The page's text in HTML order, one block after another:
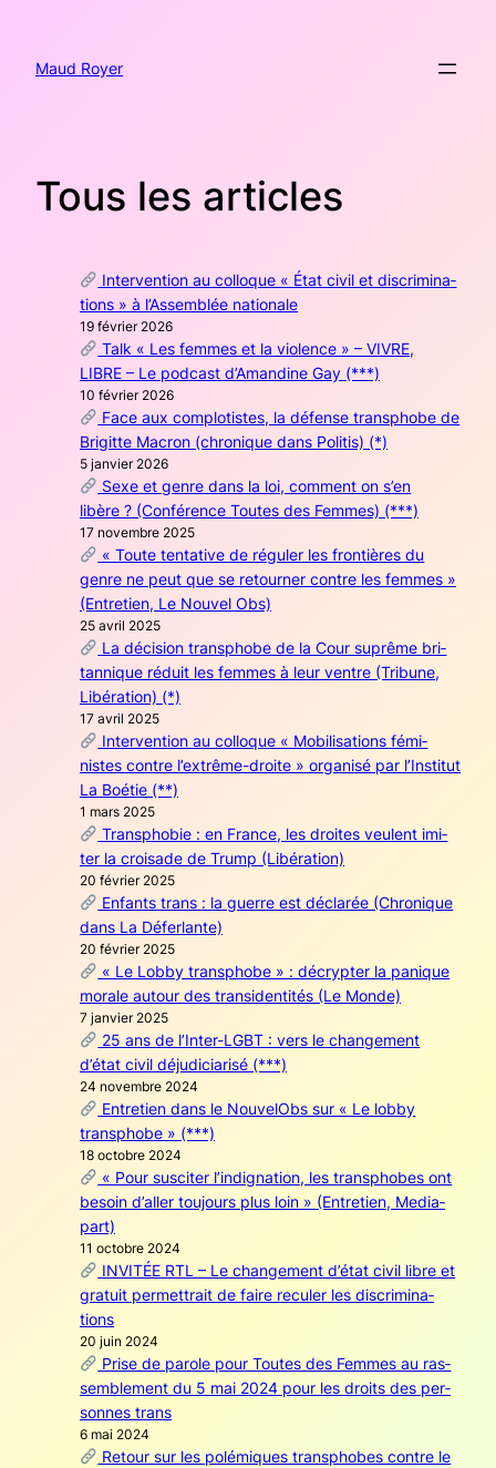
contenu
Maud Royer
Tous les articles
Inter­ven­tion au col­loque « État civil et dis­cri­mi­na­
tions » à l’Assemblée natio­nale
19 février 2026
Talk « Les femmes et la vio­lence » – VIVRE,
LIBRE – Le pod­cast d’Amandine Gay (***)
10 février 2026
Face aux com­plo­tistes, la défense trans­phobe de
Bri­gitte Macron (chro­nique dans Poli­tis) (*)
5 jan­vier 2026
Sexe et genre dans la loi, com­ment on s’en
libère ? (Confé­rence Toutes des Femmes) (***)
17 novembre 2025
« Toute ten­ta­tive de régu­ler les fron­tières du
genre ne peut que se retour­ner contre les femmes »
(Entre­tien, Le Nou­vel Obs)
25 avril 2025
La déci­sion trans­phobe de la Cour suprême bri­
tan­nique réduit les femmes à leur ventre (Tri­bune,
Libé­ra­tion) (*)
17 avril 2025
Inter­ven­tion au col­loque « Mobi­li­sa­tions fémi­
nistes contre l’extrême-droite » orga­ni­sé par l’Institut
La Boé­tie (**)
1 mars 2025
Trans­pho­bie : en France, les droites veulent imi­
ter la croi­sade de Trump (Libé­ra­tion)
20 février 2025
Enfants trans : la guerre est décla­rée (Chro­nique
dans La Défer­lante)
20 février 2025
« Le Lob­by trans­phobe » : décryp­ter la panique
morale autour des tran­si­den­ti­tés (Le Monde)
7 jan­vier 2025
25 ans de l’Inter-LGBT : vers le chan­ge­ment
d’état civil déju­di­cia­ri­sé (***)
24 novembre 2024
Entre­tien dans le Nou­ve­lObs sur « Le lob­by
trans­phobe » (***)
18 octobre 2024
« Pour sus­ci­ter l’indignation, les trans­phobes ont
besoin d’aller tou­jours plus loin » (Entre­tien, Media­
part)
11 octobre 2024
INVITÉE RTL – Le chan­ge­ment d’état civil libre et
gra­tuit per­met­trait de faire recu­ler les dis­cri­mi­na­
tions
20 juin 2024
Prise de parole pour Toutes des Femmes au ras­
sem­ble­ment du 5 mai 2024 pour les droits des per­
sonnes trans
6 mai 2024
Retour sur les polé­miques trans­phobes contre le